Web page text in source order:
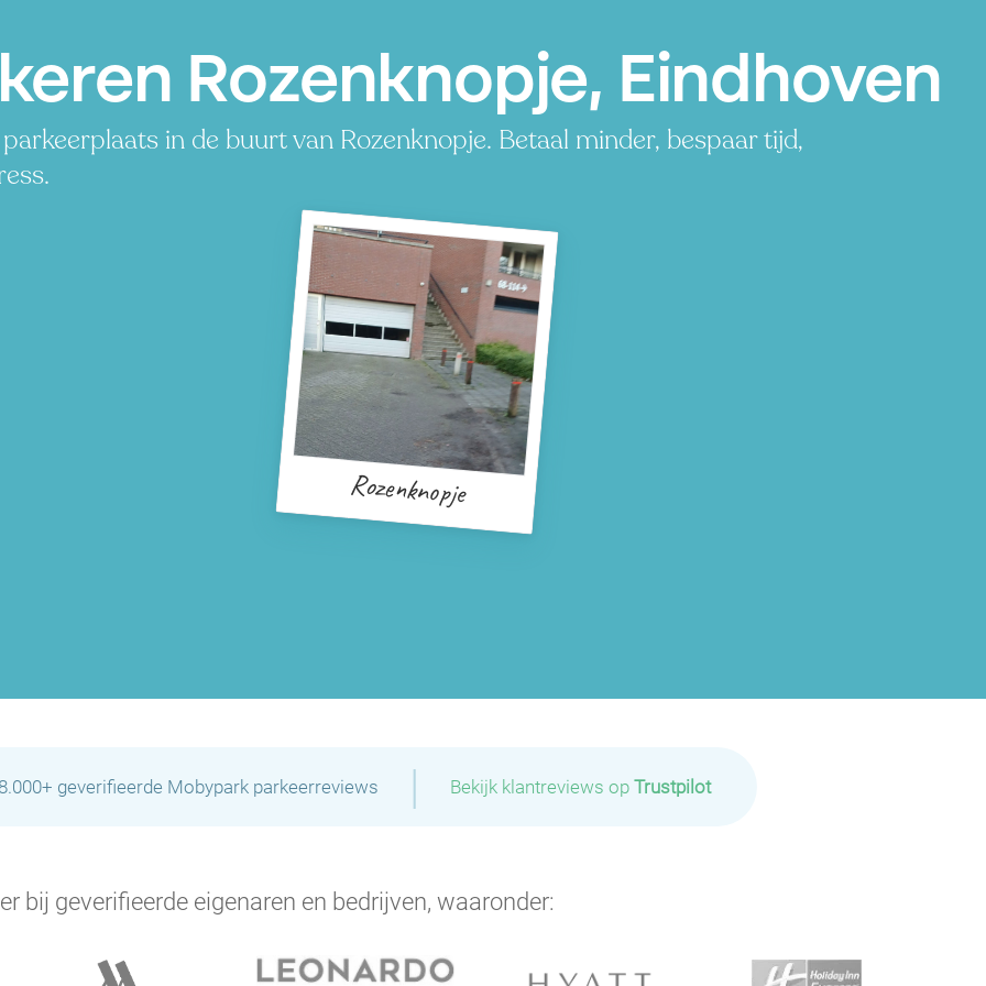
Rozenknopje, Eindhoven
in de buurt van Rozenknopje. Betaal minder, bespaar tijd,
Rozenknopje
geverifieerde Mobypark parkeerreviews | Bekijk klantreviews op Trustpilot
bij geverifieerde eigenaren en bedrijven, waaronder:
P